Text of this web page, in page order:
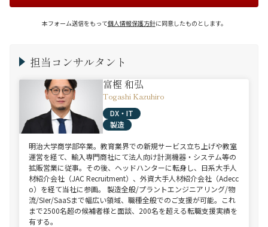
本フォーム送信をもって個人情報保護方針に同意したものとします。
担当コンサルタント
富樫 和弘
Togashi Kazuhiro
DX・IT
製造
明治大学商学部卒業。教育業界での新規サービス立ち上げや教室
運営を経て、輸入専門商社にて法人向け計測機器・システム等の
拡販営業に従事。その後、ヘッドハンターに転身し、日系大手人
材紹介会社（JAC Recruitment）、外資大手人材紹介会社（Adecc
o）を経て当社に参画。 製造全般/プラントエンジニアリング/物
流/SIer/SaaSまで幅広い領域、職種全般でのご支援が可能。これ
まで2500名超の候補者様と面談、200名を超える転職支援実績を
有する。